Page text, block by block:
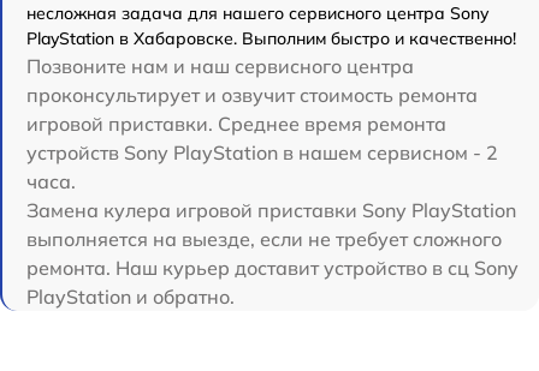
несложная задача для нашего сервисного центра Sony
PlayStation в Хабаровске. Выполним быстро и качественно!
Позвоните нам и наш сервисного центра
проконсультирует и озвучит стоимость ремонта
игровой приставки. Среднее время ремонта
устройств Sony PlayStation в нашем сервисном - 2
часа.
Замена кулера игровой приставки Sony PlayStation
выполняется на выезде, если не требует сложного
ремонта. Наш курьер доставит устройство в сц Sony
PlayStation и обратно.